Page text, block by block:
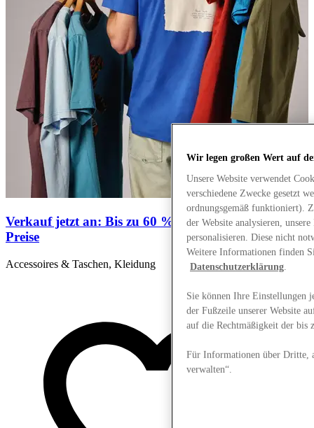
Verkauf jetzt an: Bis zu 60 % Rabatt auf Outlet-
Preise
Accessoires & Taschen, Kleidung
Wir legen großen Wert auf
Unsere Website verwendet
verschiedene Zwecke gesetzt
ordnungsgemäß funktioniert).
der Website analysieren,
personalisieren. Diese nicht
Weitere Informationen finden
Datenschutzerklärung
Sie können Ihre Einstellungen
der Fußzeile unserer Website
auf die Rechtmäßigkeit der bis
Für Informationen über Dritte,
verwalten“.